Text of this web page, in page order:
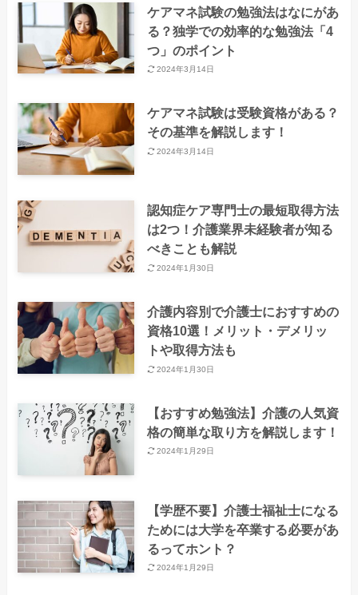
ケアマネ試験の勉強法はなにがあ
る？独学での効率的な勉強法「4
つ」のポイント
2024年3月14日
ケアマネ試験は受験資格がある？
その基準を解説します！
2024年3月14日
認知症ケア専門士の最短取得方法
は2つ！介護業界未経験者が知る
べきことも解説
2024年1月30日
介護内容別で介護士におすすめの
資格10選！メリット・デメリッ
トや取得方法も
2024年1月30日
【おすすめ勉強法】介護の人気資
格の簡単な取り方を解説します！
2024年1月29日
【学歴不要】介護士福祉士になる
ためには大学を卒業する必要があ
るってホント？
2024年1月29日